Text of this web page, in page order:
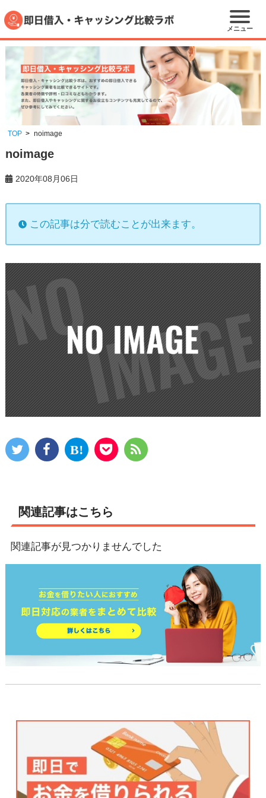
メニュー
TOP noimage
noimage
2020年08月06日
この記事は分で読むことが出来ます。
関連記事はこちら
関連記事が見つかりませんでした